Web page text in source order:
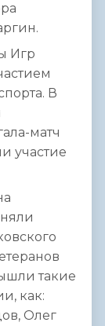
Игр
В
матч
участие
такие
как:
Олег